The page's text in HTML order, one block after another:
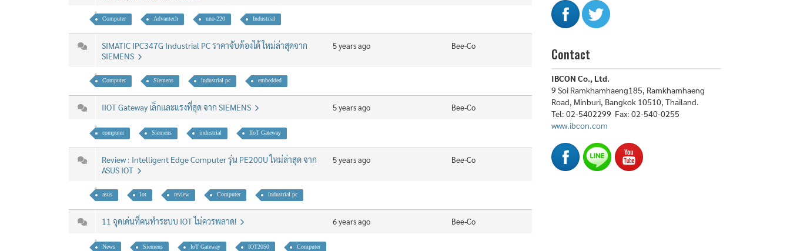
Computer Advantech uno-220 Industrial
SIMATIC IPC347G Industrial PC ราคาจับต้องได้ ใหม่ล่าสุดจาก
SIEMENS
5 years ago Bee-Co
Computer Siemens industrial pc embedded
IIOT Gateway เล็กและแรงที่สุด จาก SIEMENS 5 years ago Bee-Co
computer Siemens industrial IIoT Gateway
Review : Intelligent Edge Computer รุ่น PE200U ใหม่ล่าสุด จาก
ASUS IOT
5 years ago Bee-Co
asus iot review Computer industrial pc
11 จุดเด่นที่คนทำระบบ IOT ไม่ควรพลาด! 6 years ago Bee-Co
News Siemens IoT Gateway IOT2050 Computer
Contact
IBCON Co., Ltd.
9 Soi Ramkhamhaeng185, Ramkhamhaeng
Road, Minburi, Bangkok 10510, Thailand.
Tel: 02-5402299 Fax: 02-540-0255
www.ibcon.com